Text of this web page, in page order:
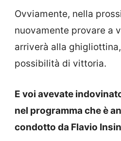
Ovviamente, nella
nuovamente provare a
arriverà alla
possibilità di vittoria.
E voi avevate
nel programma che è
condotto da Flavio